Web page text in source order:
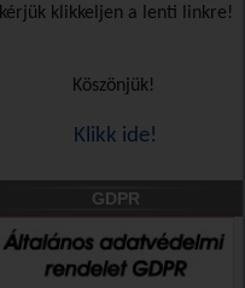
kérjük klikkeljen a lenti linkre!
Köszönjük!
Klikk ide!
GDPR